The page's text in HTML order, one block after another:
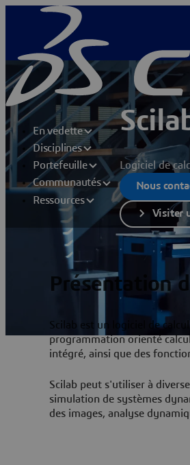
En vedette
Disciplines
Portefeuille
Communautés
Ressources
Logiciel de
Nous
Visiter
Présentation
Scilab est un logiciel de
programmation orienté
intégré, ainsi que des
Scilab peut s'utiliser à
simulation de systèmes
des images, analyse